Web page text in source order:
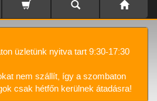
üzletünk nyitva tart 9:30-17:30
nem szállít, így a szombaton
csak hétfőn kerülnek átadásra!